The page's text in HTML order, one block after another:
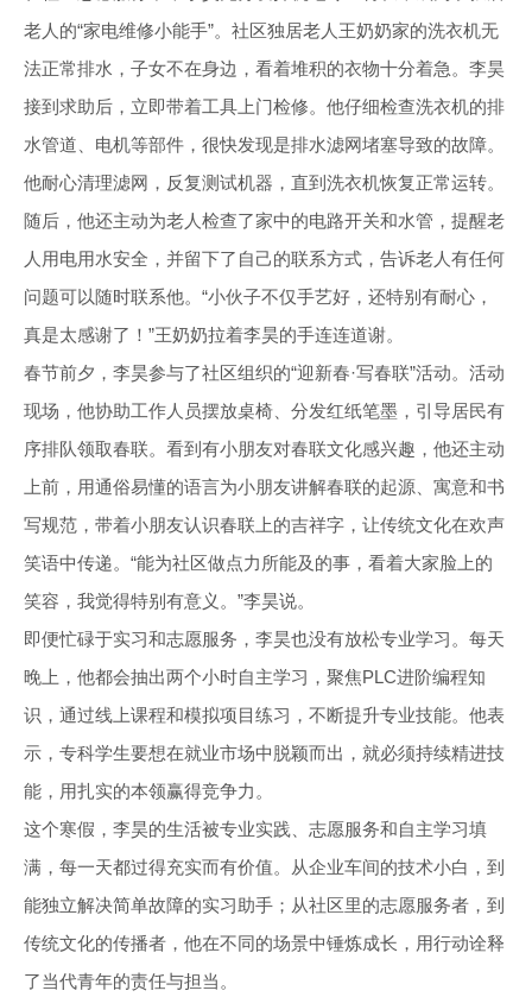
老人的“家电维修小能手”。社区独居老人王奶奶家的洗衣机无
法正常排水，子女不在身边，看着堆积的衣物十分着急。李昊
接到求助后，立即带着工具上门检修。他仔细检查洗衣机的排
水管道、电机等部件，很快发现是排水滤网堵塞导致的故障。
他耐心清理滤网，反复测试机器，直到洗衣机恢复正常运转。
随后，他还主动为老人检查了家中的电路开关和水管，提醒老
人用电用水安全，并留下了自己的联系方式，告诉老人有任何
问题可以随时联系他。“小伙子不仅手艺好，还特别有耐心，
真是太感谢了！”王奶奶拉着李昊的手连连道谢。
春节前夕，李昊参与了社区组织的“迎新春·写春联”活动。活动
现场，他协助工作人员摆放桌椅、分发红纸笔墨，引导居民有
序排队领取春联。看到有小朋友对春联文化感兴趣，他还主动
上前，用通俗易懂的语言为小朋友讲解春联的起源、寓意和书
写规范，带着小朋友认识春联上的吉祥字，让传统文化在欢声
笑语中传递。“能为社区做点力所能及的事，看着大家脸上的
笑容，我觉得特别有意义。”李昊说。
即便忙碌于实习和志愿服务，李昊也没有放松专业学习。每天
晚上，他都会抽出两个小时自主学习，聚焦PLC进阶编程知
识，通过线上课程和模拟项目练习，不断提升专业技能。他表
示，专科学生要想在就业市场中脱颖而出，就必须持续精进技
能，用扎实的本领赢得竞争力。
这个寒假，李昊的生活被专业实践、志愿服务和自主学习填
满，每一天都过得充实而有价值。从企业车间的技术小白，到
能独立解决简单故障的实习助手；从社区里的志愿服务者，到
传统文化的传播者，他在不同的场景中锤炼成长，用行动诠释
了当代青年的责任与担当。